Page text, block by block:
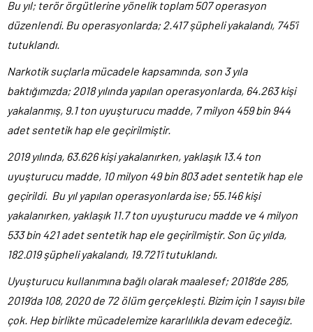
Bu yıl; terör örgütlerine yönelik toplam 507 operasyon
düzenlendi. Bu operasyonlarda; 2.417 şüpheli yakalandı, 745’i
tutuklandı.
Narkotik suçlarla mücadele kapsamında, son 3 yıla
baktığımızda; 2018 yılında yapılan operasyonlarda, 64.263 kişi
yakalanmış, 9.1 ton uyuşturucu madde, 7 milyon 459 bin 944
adet sentetik hap ele geçirilmiştir.
2019 yılında, 63.626 kişi yakalanırken, yaklaşık 13.4 ton
uyuşturucu madde, 10 milyon 49 bin 803 adet sentetik hap ele
geçirildi. Bu yıl yapılan operasyonlarda ise; 55.146 kişi
yakalanırken, yaklaşık 11.7 ton uyuşturucu madde ve 4 milyon
533 bin 421 adet sentetik hap ele geçirilmiştir. Son üç yılda,
182.019 şüpheli yakalandı, 19.721’i tutuklandı.
Uyuşturucu kullanımına bağlı olarak maalesef; 2018’de 285,
2019’da 108, 2020 de 72 ölüm gerçekleşti. Bizim için 1 sayısı bile
çok. Hep birlikte mücadelemize kararlılıkla devam edeceğiz.